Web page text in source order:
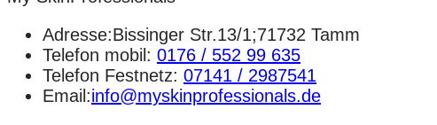
Adresse:Bissinger Str.13/1;71732 Tamm
Telefon mobil: 0176 / 552 99 635
Telefon Festnetz: 07141 / 2987541
Email:info@myskinprofessionals.de